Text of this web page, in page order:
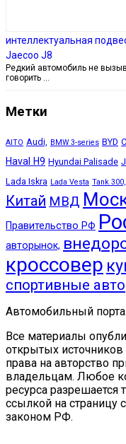
интеллектуальная
Jaecoo J8
Редкий автомобиль не
говорить …
Метки
AITO Audi, BMW 3-series BYD
Haval H9 Hyundai Palisade
Lada Iskra Lada Vesta Tank 300,
Китай МВД
Правительство РФ
авторынок,
кроссовер
спортивные авто
Автомобильный
Все материалы
открытых источников
права на авторство
владельцам. Любое
ресурса разрешается
ссылкой на страницу
законом РФ.